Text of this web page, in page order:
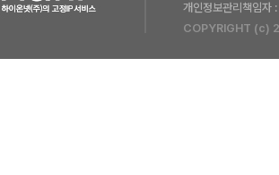
개인정보관리책임자 :
COPYRIGHT (c)